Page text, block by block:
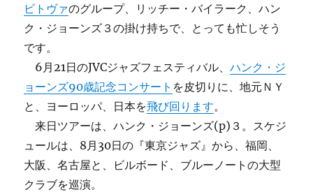
ビトヴァのグループ、リッチー・バイラーク、ハン
ク・ジョーンズ３の掛け持ちで、とっても忙しそう
です。
6月21日のJVCジャズフェスティバル、ハンク・ジ
ョーンズ90歳記念コンサート を皮切りに、地元ＮＹ
と、ヨーロッパ、日本を飛び回ります。
来日ツアーは、ハンク・ジョーンズ(p)３。スケジ
ュールは、8月30日の『東京ジャズ』から、福岡、
大阪、名古屋と、ビルボード、ブルーノートの大型
クラブを巡演。